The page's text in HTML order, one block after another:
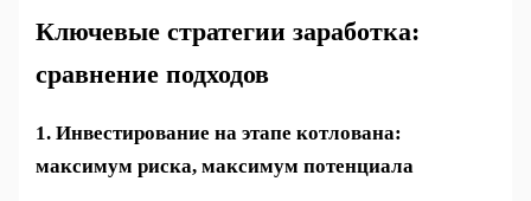
Ключевые стратегии заработка:
сравнение подходов
1. Инвестирование на этапе котлована:
максимум риска, максимум потенциала